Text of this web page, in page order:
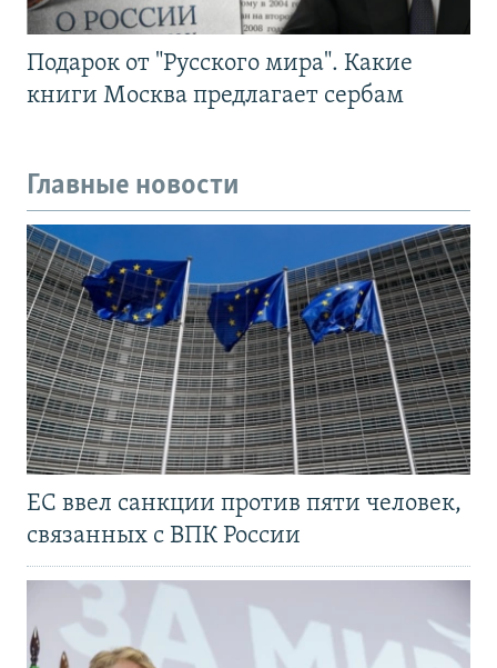
Подарок от "Русского мира". Какие
книги Москва предлагает сербам
Главные новости
ЕС ввел санкции против пяти человек,
связанных с ВПК России